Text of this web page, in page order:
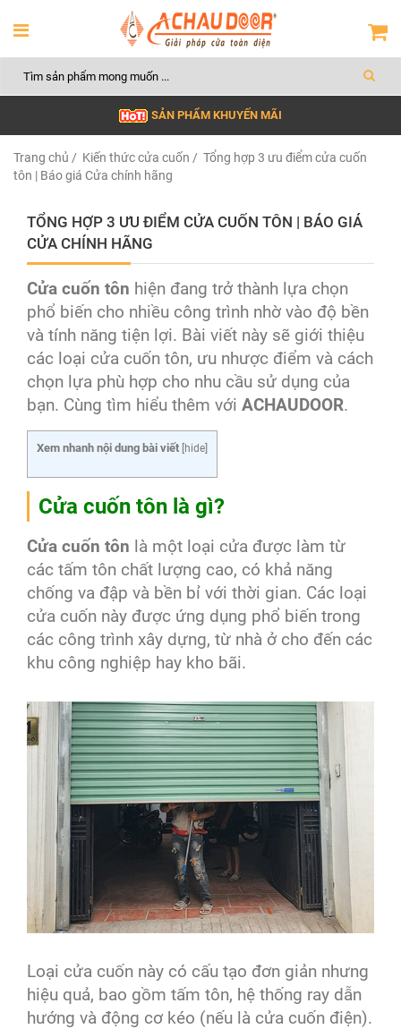
SẢN PHẨM KHUYẾN MÃI
Trang chủ / Kiến thức cửa cuốn / Tổng hợp 3 ưu điểm cửa cuốn
tôn | Báo giá Cửa chính hãng
TỔNG HỢP 3 ƯU ĐIỂM CỬA CUỐN TÔN | BÁO GIÁ
CỬA CHÍNH HÃNG
Cửa cuốn tôn hiện đang trở thành lựa chọn
phổ biến cho nhiều công trình nhờ vào độ bền
và tính năng tiện lợi. Bài viết này sẽ giới thiệu
các loại cửa cuốn tôn, ưu nhược điểm và cách
chọn lựa phù hợp cho nhu cầu sử dụng của
bạn. Cùng tìm hiểu thêm với ACHAUDOOR.
Xem nhanh nội dung bài viết hide
Cửa cuốn tôn là gì?
Cửa cuốn tôn là một loại cửa được làm từ
các tấm tôn chất lượng cao, có khả năng
chống va đập và bền bỉ với thời gian. Các loại
cửa cuốn này được ứng dụng phổ biến trong
các công trình xây dựng, từ nhà ở cho đến các
khu công nghiệp hay kho bãi.
Loại cửa cuốn này có cấu tạo đơn giản nhưng
hiệu quả, bao gồm tấm tôn, hệ thống ray dẫn
hướng và động cơ kéo (nếu là cửa cuốn điện).